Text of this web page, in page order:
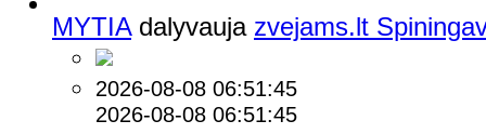
MYTIAdalyvauja zvejams.lt
2026-08-08 06:51:45
2026-08-08 06:51:45